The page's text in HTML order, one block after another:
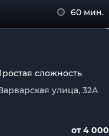
60 мин.
сложность
улица, 32А
от 4 000